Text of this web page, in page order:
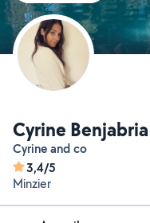
Cyrine Benjabria
Cyrine and co
3,4/5
Minzier